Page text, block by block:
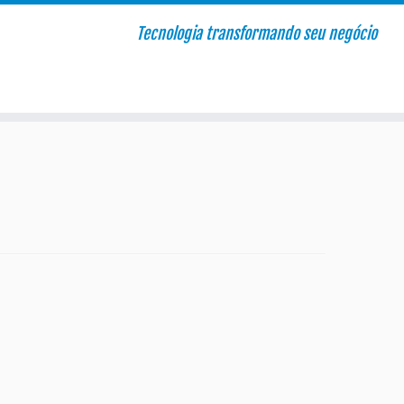
Tecnologia transformando seu negócio